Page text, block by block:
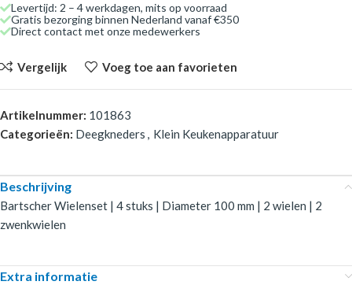
Levertijd: 2 – 4 werkdagen, mits op voorraad
Gratis bezorging binnen Nederland vanaf €350
Direct contact met onze medewerkers
Vergelijk Voeg toe aan favorieten
Artikelnummer: 101863
Categorieën: Deegkneders , Klein Keukenapparatuur
Beschrijving
Bartscher Wielenset | 4 stuks | Diameter 100 mm | 2 wielen | 2
zwenkwielen
Extra informatie